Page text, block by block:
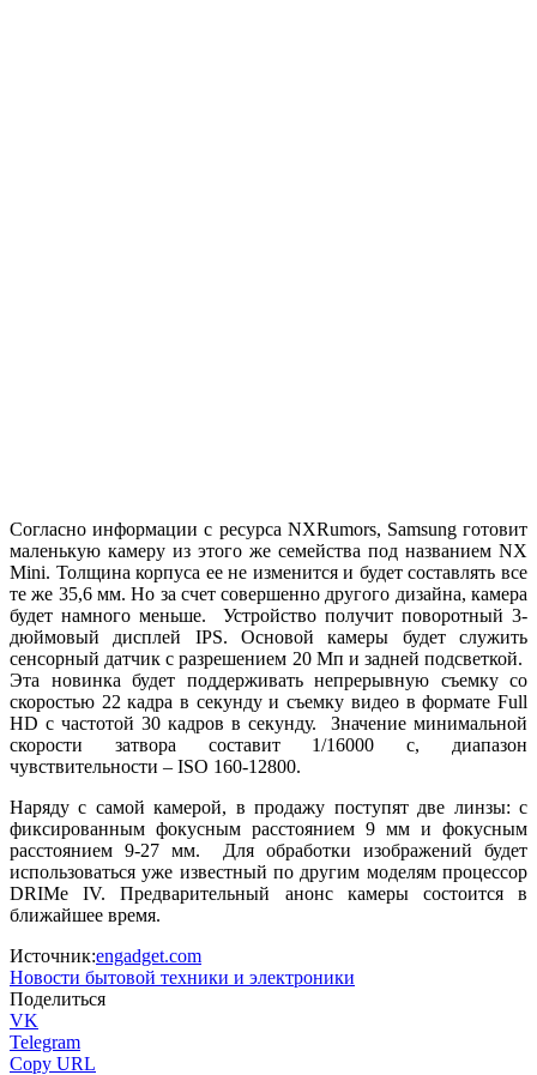
Согласно информации с ресурса NXRumors, Samsung готовит
маленькую камеру из этого же семейства под названием NX
Mini. Толщина корпуса ее не изменится и будет составлять все
те же 35,6 мм. Но за счет совершенно другого дизайна, камера
будет намного меньше. Устройство получит поворотный 3-
дюймовый дисплей IPS. Основой камеры будет служить
сенсорный датчик с разрешением 20 Мп и задней подсветкой.
Эта новинка будет поддерживать непрерывную съемку со
скоростью 22 кадра в секунду и съемку видео в формате Full
HD с частотой 30 кадров в секунду. Значение минимальной
скорости затвора составит 1/16000 с, диапазон
чувствительности – ISO 160-12800.
Наряду с самой камерой, в продажу поступят две линзы: с
фиксированным фокусным расстоянием 9 мм и фокусным
расстоянием 9-27 мм. Для обработки изображений будет
использоваться уже известный по другим моделям процессор
DRIMe IV. Предварительный анонс камеры состоится в
ближайшее время.
Источник:engadget.com
Новости бытовой техники и электроники
Поделиться
VK
Telegram
Copy URL